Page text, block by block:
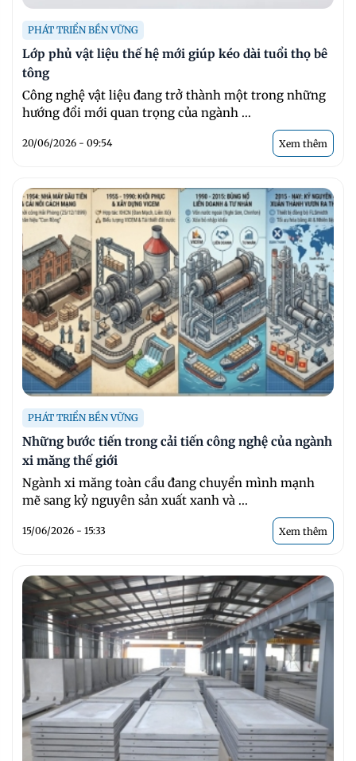
PHÁT TRIỂN BỀN VỮNG
Lớp phủ vật liệu thế hệ mới giúp kéo dài tuổi thọ bê
tông
Công nghệ vật liệu đang trở thành một trong những
hướng đổi mới quan trọng của ngành ...
20/06/2026 - 09:54 Xem thêm
PHÁT TRIỂN BỀN VỮNG
Những bước tiến trong cải tiến công nghệ của ngành
xi măng thế giới
Ngành xi măng toàn cầu đang chuyển mình mạnh
mẽ sang kỷ nguyên sản xuất xanh và ...
15/06/2026 - 15:33 Xem thêm